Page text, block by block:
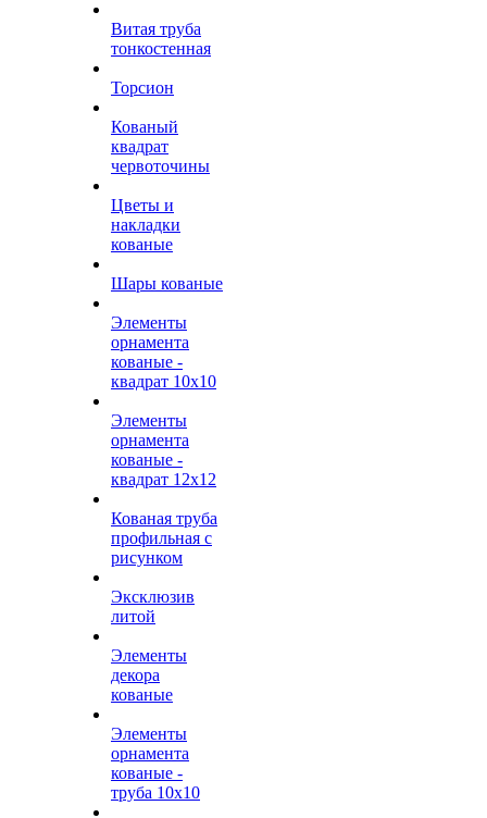
Витая труба
тонкостенная
Торсион
Кованый
квадрат
червоточины
Цветы и
накладки
кованые
Шары кованые
Элементы
орнамента
кованые -
квадрат 10х10
Элементы
орнамента
кованые -
квадрат 12х12
Кованая труба
профильная с
рисунком
Эксклюзив
литой
Элементы
декора
кованые
Элементы
орнамента
кованые -
труба 10х10